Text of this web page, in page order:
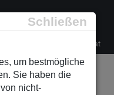
Schließen
um bestmögliche
Sie haben die
nicht-
00 office@leso.at